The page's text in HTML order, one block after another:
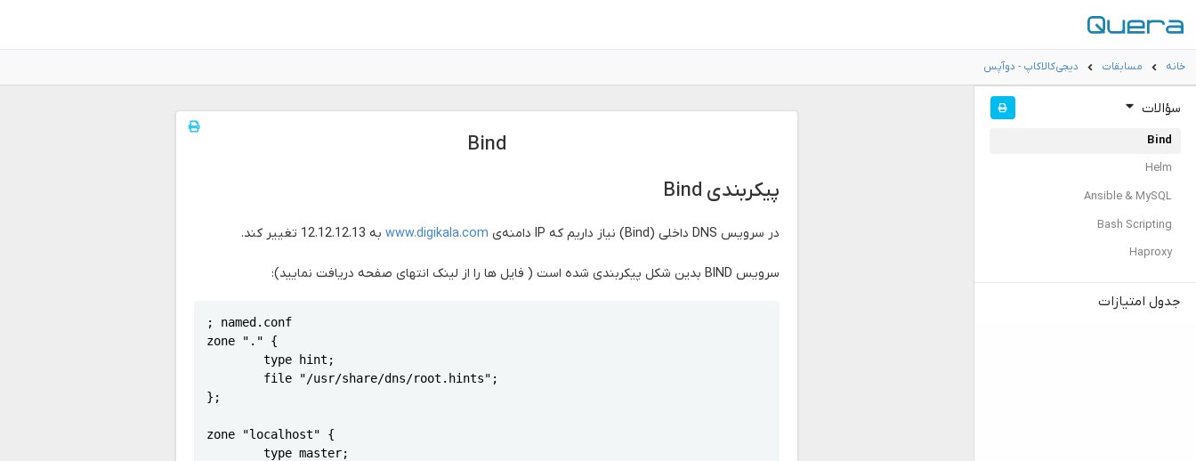
خانه مسابقات دیجی‌کالاکاپ - دوآپس
سؤالات
Bind
Helm
Ansible & MySQL
Bash Scripting
Haproxy
جدول امتیازات
Bind
پیکربندی Bind
در سرویس DNS داخلی (Bind) نیاز داریم که IP دامنه‌ی www.digikala.com به 12.12.12.13 تغییر کند.
سرویس BIND بدین شکل پیکربندی شده است ( فایل ها را از لینک انتهای صفحه دریافت نمایید):
; named.conf
zone "." {
        type hint;
        file "/usr/share/dns/root.hints";
};
zone "localhost" {
        type master;